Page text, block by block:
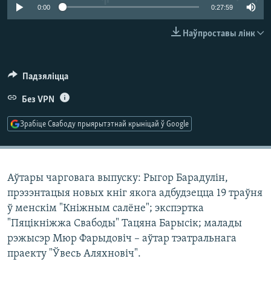
КУЛЬТУРА
МОВА0:00 0:27:59
Наўпроставы лінк
Падзяліцца
Без VPN
Зрабіце Свабоду прыярытэтнай крыніцай ў Google
Аўтары чарговага выпуску: Рыгор Барадулін,
прэзэнтацыя новых кніг якога адбудзецца 19 траўня
ў менскім "Кніжным салёне"; экспэртка
"Пяцікніжжа Свабоды" Тацяна Барысік; малады
рэжысэр Мюр Фарыдовіч – аўтар тэатральнага
праекту "Ўвесь Аляхновіч".